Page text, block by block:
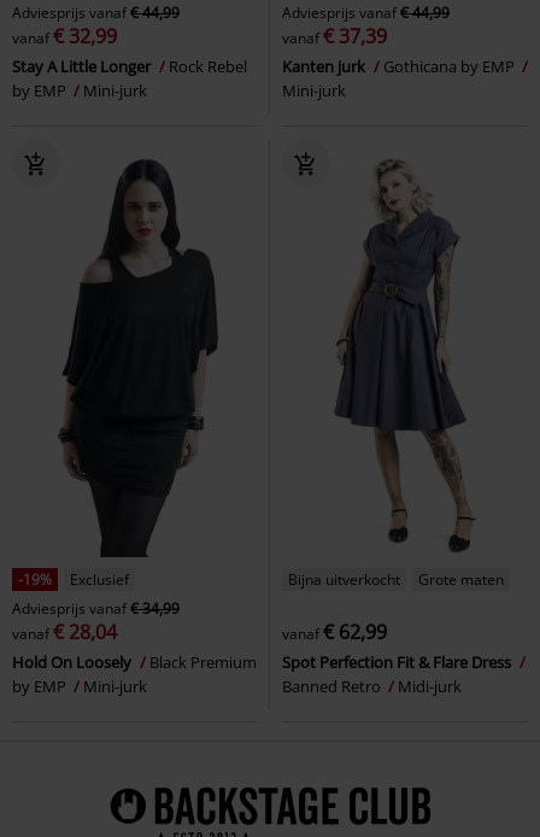
Adviesprijs vanaf€ 44,99
vanaf€ 32,99
Stay A Little Longer
Rock Rebel
by EMP
Mini-jurk
Adviesprijs vanaf€ 44,99
vanaf€ 37,39
Kanten jurk
Gothicana by EMP
Mini-jurk
-19%
Exclusief
Adviesprijs vanaf€ 34,99
vanaf€ 28,04
Hold On Loosely
Black Premium
by EMP
Mini-jurk
Bijna uitverkocht Grote maten
vanaf€ 62,99
Spot Perfection Fit & Flare Dress
Banned Retro
Midi-jurk